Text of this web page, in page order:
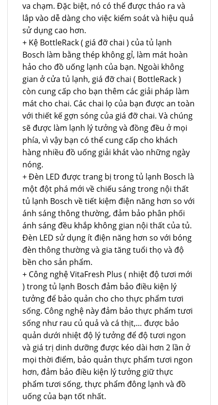
va chạm. Đặc biệt, nó có thể được tháo ra và
lắp vào dễ dàng cho việc kiểm soát và hiệu quả
sử dụng cao hơn.
+ Kệ BottleRack ( giá đỡ chai ) của tủ lạnh
Bosch làm bằng thép không gỉ, làm mát hoàn
hảo cho đồ uống lạnh của bạn. Ngoài không
gian ở cửa tủ lạnh, giá đỡ chai ( BottleRack )
còn cung cấp cho bạn thêm các giải pháp làm
mát cho chai. Các chai lọ của bạn được an toàn
với thiết kế gợn sóng của giá đỡ chai. Và chúng
sẽ được làm lạnh lý tưởng và đồng đều ở mọi
phía, vì vậy bạn có thể cung cấp cho khách
hàng nhiều đồ uống giải khát vào những ngày
nóng.
+ Đèn LED được trang bị trong tủ lạnh Bosch là
một đột phá mới về chiếu sáng trong nội thất
tủ lạnh Bosch về tiết kiệm điện năng hơn so với
ánh sáng thông thường, đảm bảo phân phối
ánh sáng đều khắp không gian nội thất của tủ.
Đèn LED sử dụng ít điện năng hơn so với bóng
đèn thông thường và gia tăng tuổi thọ và độ
bền cho sản phẩm.
+ Công nghệ VitaFresh Plus ( nhiệt độ tươi mới
) trong tủ lạnh Bosch đảm bảo điều kiện lý
tưởng để bảo quản cho cho thực phẩm tươi
sống. Công nghệ này đảm bảo thực phẩm tươi
sống như rau củ quả và cá thịt,… được bảo
quản dưới nhiệt độ lý tưởng để độ tươi ngon
và giá trị dinh dưỡng được kéo dài hơn 2 lần ở
mọi thời điểm, bảo quản thực phẩm tươi ngon
hơn, đảm bảo điều kiện lý tưởng giữ thực
phẩm tươi sống, thực phẩm đông lạnh và đồ
uống của bạn tốt nhất.